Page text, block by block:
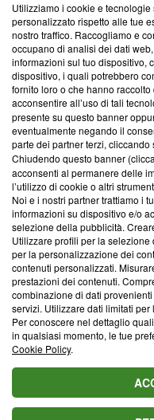
Questa sezione offre
News, sui nostri processi
creare news di qualità.
‘Trust Project - News with
ancora membro del
parte; Trust Project non
conformità agli standard.
Su di noi
Team editoriale
Corporate
Redazione
Informativa Privacy
Cookie Policy
Blasting SA, IDI CHE-
Lugano (Svizzera) Tel:
© 2026 Blasting News
Utilizziamo i cookie e
personalizzato rispetto alle tue
nostro traffico. Raccogliamo e
occupano di analisi dei dati
informazioni sul tuo dispositivo,
dispositivo, i quali potrebbero
fornito loro o che hanno
acconsentire all’uso di tali
presente su questo banner
eventualmente negando il
parte dei partner terzi, cliccando
Chiudendo questo banner
acconsenti al permanere delle
l’utilizzo di cookie o altri
Noi e i nostri partner trattiamo i
informazioni su dispositivo e/o
selezione della pubblicità.
Utilizzare profili per la
per la personalizzazione dei
contenuti personalizzati.
prestazioni dei contenuti.
combinazione di dati
servizi. Utilizzare dati limitati
Per conoscere nel dettaglio
in qualsiasi momento, le tue
Cookie Policy.